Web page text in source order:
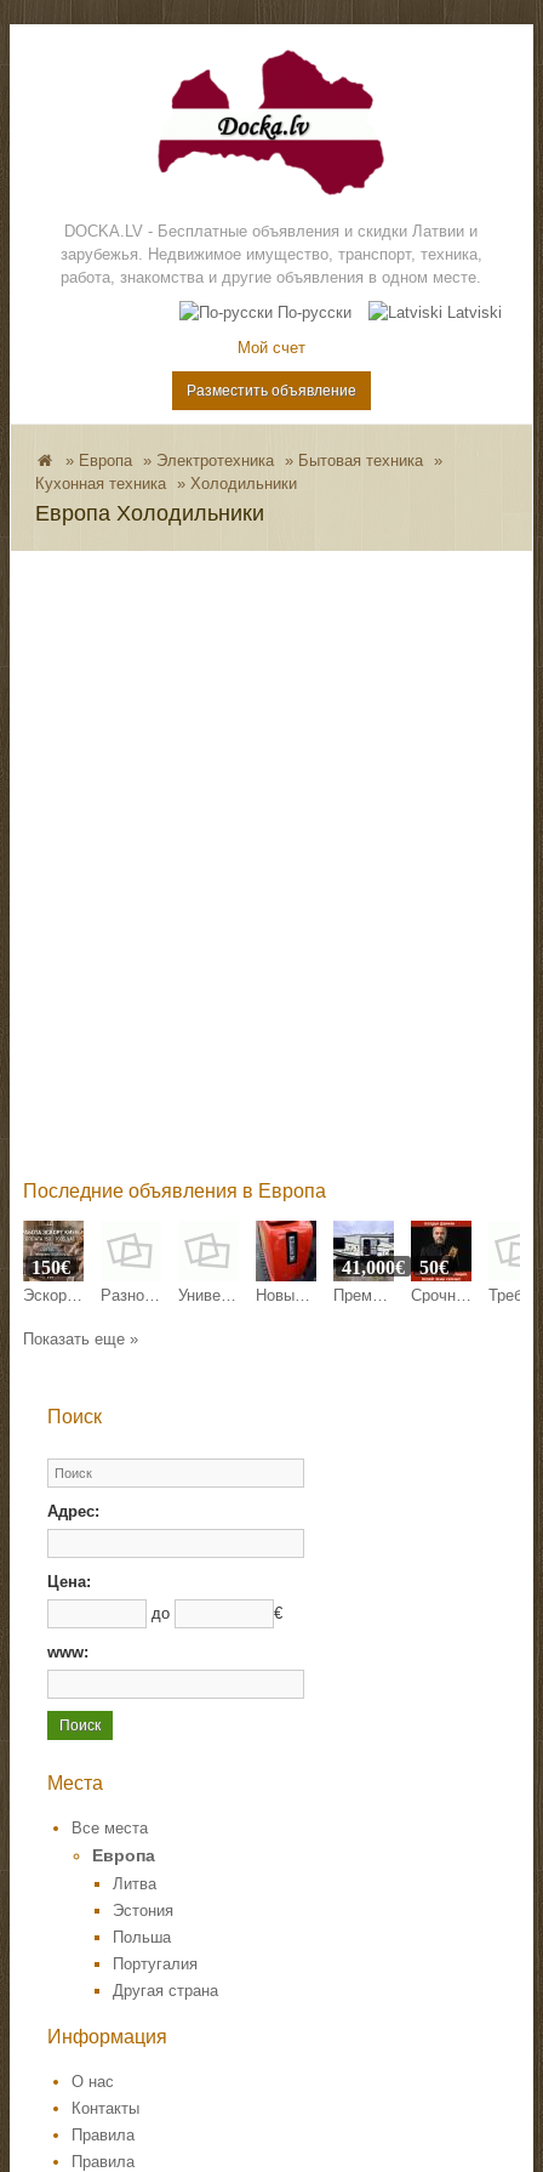
DOCKA.LV - Бесплатные объявления и скидки Латвии и
зарубежья. Недвижимое имущество, транспорт, техника,
работа, знакомства и другие объявления в одном месте.
По-русски
Latviski
Мой счет
Разместить объявление
» Европа » Электротехника » Бытовая техника »
Кухонная техника
» Холодильники
Европа Холодильники
Последние объявления в Европа
Эскорт работа Киев, Кишинев, Варшава, Берлин, Париж.
150€
Разнорабочие на стройку Универсал по внутренним работам Новый мини-экскаватор QL-18 ECO, 1,8 т — цена договорная Премиальный жилой модуль 28 м² — готовый дом-дача, гостевой дом или юнит для глэмпинга
41,000€
Срочная помощь мага США. Я устраню ваши проблемы за 1 сеанс!
50€
Требуется
Показать еще »
Поиск
Адрес:
Цена:
до
€
www:
Места
Все места
Европа
Литва
Эстония
Польша
Португалия
Другая страна
Информация
О нас
Контакты
Правила
Правила